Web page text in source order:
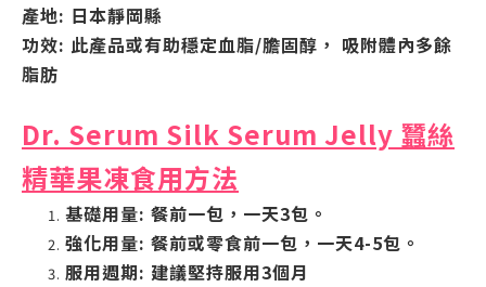
產地: 日本靜岡縣
功效: 此產品或有助穩定血脂/膽固醇， 吸附體內多餘
脂肪
Dr. Serum Silk Serum Jelly 蠶絲
精華果凍食用方法
基礎用量: 餐前一包，一天3包。
強化用量: 餐前或零食前一包，一天4-5包。
服用週期: 建議堅持服用3個月